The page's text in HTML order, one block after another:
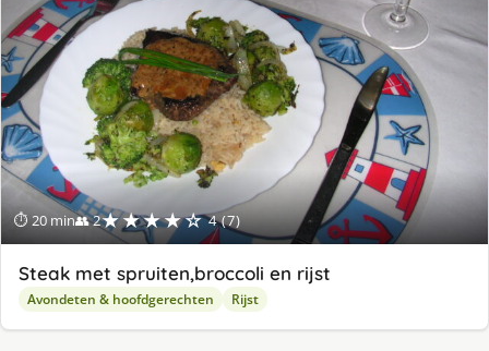
⏱ 20 min👥 2★★★★☆ 4 (7)
Steak met spruiten,broccoli en rijst
Avondeten & hoofdgerechten Rijst